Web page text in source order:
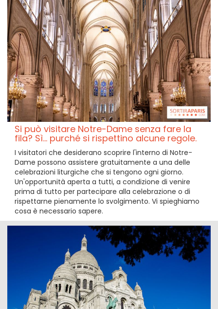
Si può visitare Notre-Dame senza fare la
fila? Sì... purché si rispettino alcune regole.
I visitatori che desiderano scoprire l'interno di Notre-
Dame possono assistere gratuitamente a una delle
celebrazioni liturgiche che si tengono ogni giorno.
Un'opportunità aperta a tutti, a condizione di venire
prima di tutto per partecipare alla celebrazione o di
rispettarne pienamente lo svolgimento. Vi spieghiamo
cosa è necessario sapere.